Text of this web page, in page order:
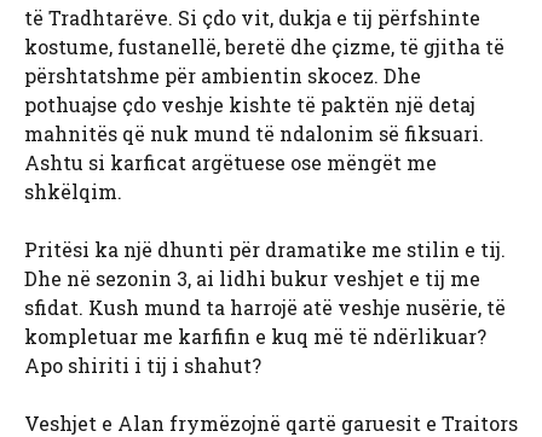
të Tradhtarëve. Si çdo vit, dukja e tij përfshinte
kostume, fustanellë, beretë dhe çizme, të gjitha të
përshtatshme për ambientin skocez. Dhe
pothuajse çdo veshje kishte të paktën një detaj
mahnitës që nuk mund të ndalonim së fiksuari.
Ashtu si karficat argëtuese ose mëngët me
shkëlqim.
Pritësi ka një dhunti për dramatike me stilin e tij.
Dhe në sezonin 3, ai lidhi bukur veshjet e tij me
sfidat. Kush mund ta harrojë atë veshje nusërie, të
kompletuar me karfifin e kuq më të ndërlikuar?
Apo shiriti i tij i shahut?
Veshjet e Alan frymëzojnë qartë garuesit e Traitors